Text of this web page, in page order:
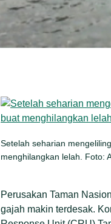
Setelah seharian
menghilangkan lelah. Foto:
Perusakan Taman
gajah makin terdesak.